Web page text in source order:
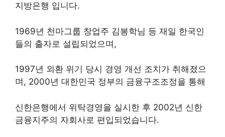
지방은행 입니다.
1969년 천마그룹 창업주 김봉학님 등 재일 한국인
들의 출자로 설립되었으며,
1997년 외환 위기 당시 경영 개선 조치가 취해졌으
며, 2000년 대한민국 정부의 금융구조조정을 통해
신한은행에서 위탁경영을 실시한 후 2002년 신한
금융지주의 자회사로 편입되었습니다.